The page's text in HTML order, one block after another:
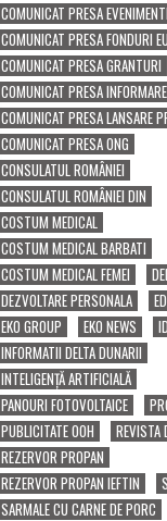
COMUNICAT PRESA
COMUNICAT PRESA FONDURI
COMUNICAT PRESA GRANTURI
COMUNICAT PRESA INFORMARE
COMUNICAT PRESA LANSARE
COMUNICAT PRESA ONG
CONSULATUL ROMÂNIEI
CONSULATUL ROMÂNIEI DIN
COSTUM MEDICAL
COSTUM MEDICAL BARBATI
COSTUM MEDICAL FEMEI
DEZVOLTARE PERSONALA
EKO GROUP
EKO NEWS
INFORMATII DELTA DUNARII
INTELIGENȚĂ ARTIFICIALĂ
PANOURI FOTOVOLTAICE
PUBLICITATE OOH
REVISTA
REZERVOR PROPAN
REZERVOR PROPAN IEFTIN
SARMALE CU CARNE DE PORC